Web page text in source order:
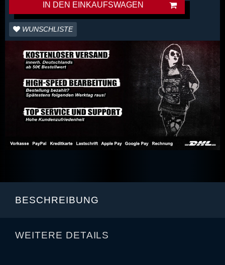
IN DEN EINKAUFSWAGEN
WUNSCHLISTE
BESCHREIBUNG
WEITERE DETAILS